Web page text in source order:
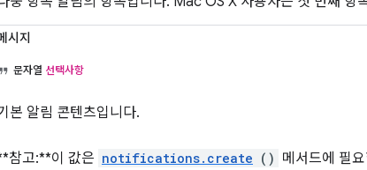
시지
문자열 선택사항
본 알림 콘텐츠입니다.
참고:**이 값은 notifications.create () 메서드에 필